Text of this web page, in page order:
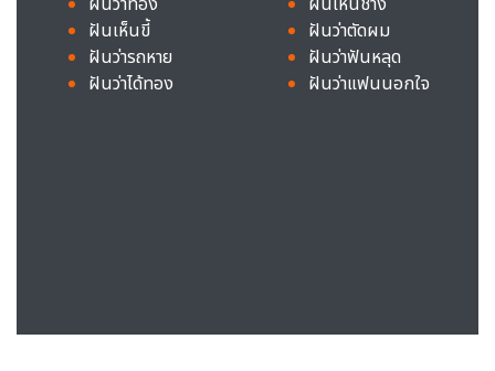
ฝันเห็นขี้
ฝันว่ารถหาย
ฝันว่าได้ทอง
ฝันว่าตัดผม
ฝันว่าฟันหลุด
ฝันว่าแฟนนอกใจ